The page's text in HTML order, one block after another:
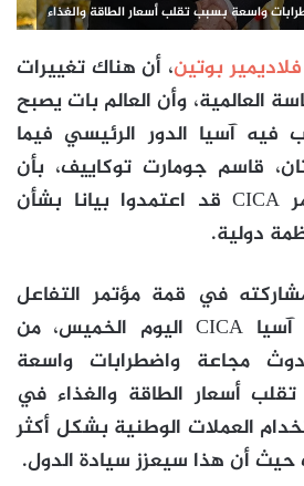
واسعة بسبب تقلب أسعار الطاقة والغذاء
فلاديمير بوتين، أن هناك تغييرات
العالمية، وأن العالم بات يصبح
فيه آسيا الدور الرئيسي فيما
قاسم جومارت توكاييف، بأن
المشاركين في مؤتمر CICA قد اعتمدوا بيانا بشأن
دولية.
في قمة مؤتمر التفاعل
وإجراءات الثقة في آسيا CICA اليوم الخميس، من
مجاعة واضطرابات واسعة
أسعار الطاقة والغذاء في
العملات الوطنية بشكل أكثر
حيث أن هذا سيعزز سيادة الدول.